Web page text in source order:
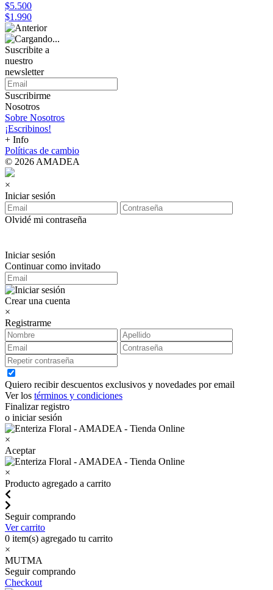
$5.500
$1.990
Suscribite a
nuestro
newsletter
Suscribirme
Nosotros
Sobre Nosotros
¡Escribinos!
+ Info
Políticas de cambio
© 2026 AMADEA
×
Iniciar sesión
Olvidé mi contraseña
Iniciar sesión
Continuar como invitado
Crear una cuenta
×
Registrarme
Quiero recibir descuentos exclusivos y novedades por email
Ver los términos y condiciones
Finalizar registro
o iniciar sesión
×
Aceptar
×
Producto agregado a carrito
Seguir comprando
Ver carrito
0 item(s) agregado tu carrito
×
MUTMA
Seguir comprando
Checkout